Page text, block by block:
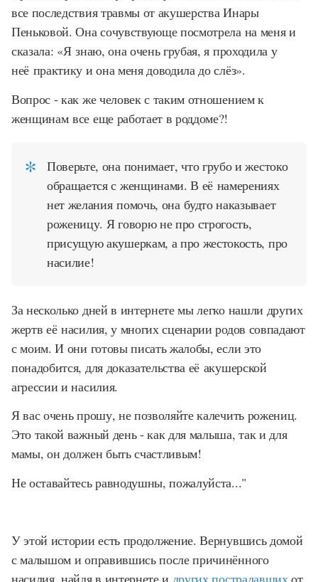
все последствия травмы от акушерства Инары
Пеньковой. Она сочувствующе посмотрела на меня и
сказала: «Я знаю, она очень грубая, я проходила у
неё практику и она меня доводила до слёз».
Вопрос - как же человек с таким отношением к
женщинам все еще работает в роддоме?!
Поверьте, она понимает, что грубо и жестоко
обращается с женщинами. В её намерениях
нет желания помочь, она будто наказывает
роженицу. Я говорю не про строгость,
присущую акушеркам, а про жестокость, про
насилие!
За несколько дней в интернете мы легко нашли других
жертв её насилия, у многих сценарии родов совпадают
с моим. И они готовы писать жалобы, если это
понадобится, для доказательства её акушерской
агрессии и насилия.
Я вас очень прошу, не позволяйте калечить рожениц.
Это такой важный день - как для малыша, так и для
мамы, он должен быть счастливым!
Не оставайтесь равнодушны, пожалуйста..."
У этой истории есть продолжение. Вернувшись домой
с малышом и оправившись после причинённого
насилия, найдя в интернете и других пострадавшихот